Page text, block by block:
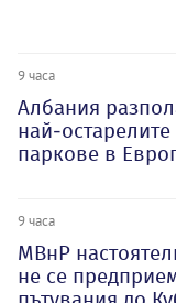
9 часа
Албания
най-
паркове в
9 часа
МВнР
не се